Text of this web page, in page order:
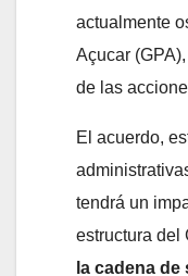
actualmente
Açucar
de las
El acuerdo,
tendrá un
estructura del
la cadena